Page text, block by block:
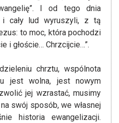
I od tego dnia
i cały lud wyruszyli, z tą
to moc, która pochodzi
i głoście… Chrzcijcie…”.
chrztu, wspólnota
jest wolna, jest nowym
jej wzrastać, musimy
swój sposób, we własnej
historia ewangelizacji.